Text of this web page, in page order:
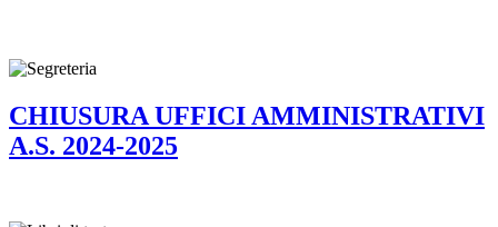
CHIUSURA UFFICI AMMINISTRATIVI
A.S. 2024-2025